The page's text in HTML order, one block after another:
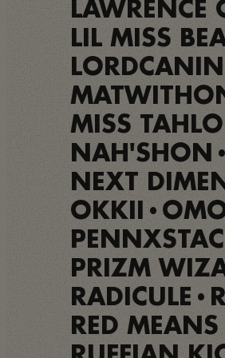
LAWRENCE
LIL MISS
MISS
NAH'SHON •
NEXT
OKKII •
PRIZM
RADICULE •
RED